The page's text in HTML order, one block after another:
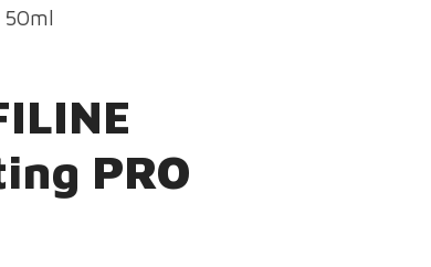
50ml
PRO